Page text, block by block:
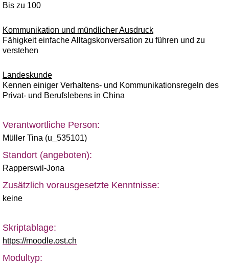
Bis zu 100
Kommunikation und mündlicher Ausdruck
Fähigkeit einfache Alltagskonversation zu führen und zu
verstehen
Landeskunde
Kennen einiger Verhaltens- und Kommunikationsregeln des
Privat- und Berufslebens in China
Verantwortliche Person:
Müller Tina (u_535101)
Standort (angeboten):
Rapperswil-Jona
Zusätzlich vorausgesetzte Kenntnisse:
keine
Skriptablage:
https://moodle.ost.ch
Modultyp: